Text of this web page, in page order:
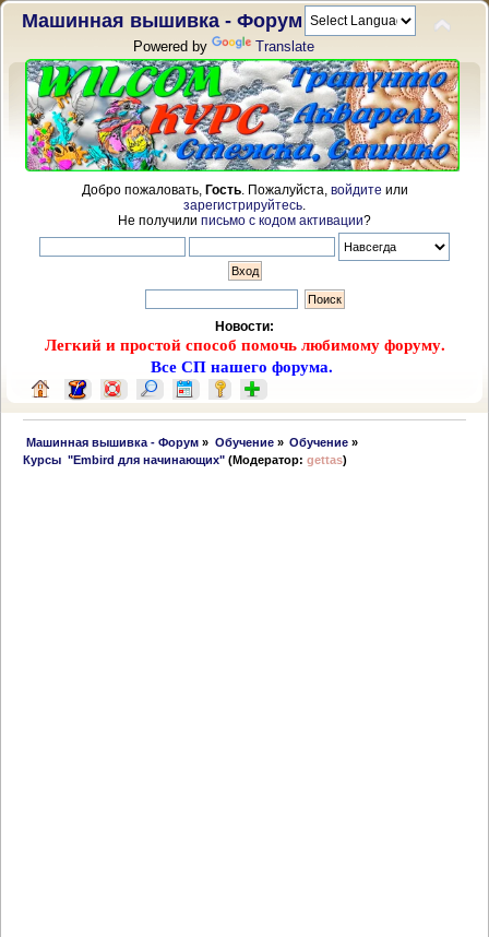
Машинная вышивка - Форум
Powered by Translate
Добро пожаловать, Гость. Пожалуйста, войдите или
зарегистрируйтесь
Не получили письмо с кодом активации?
Новости:
Легкий и простой способ помочь любимому форуму.
Все СП нашего форума.
Машинная вышивка - Форум » Обучение» Обучение »
Курсы  "Embird для начинающих" (Модератор:gettas)